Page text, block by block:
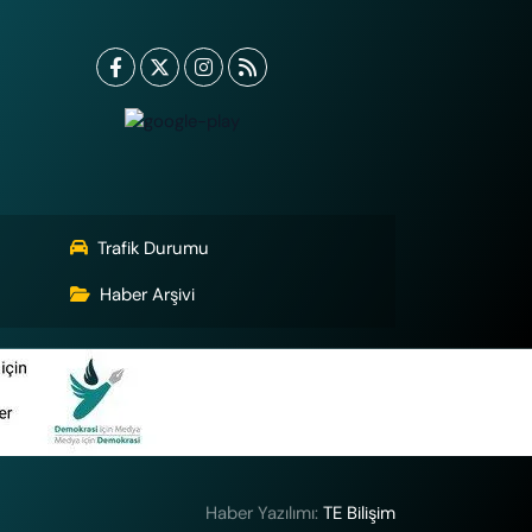
Trafik Durumu
Haber Arşivi
Haber Yazılımı:TE Bilişim